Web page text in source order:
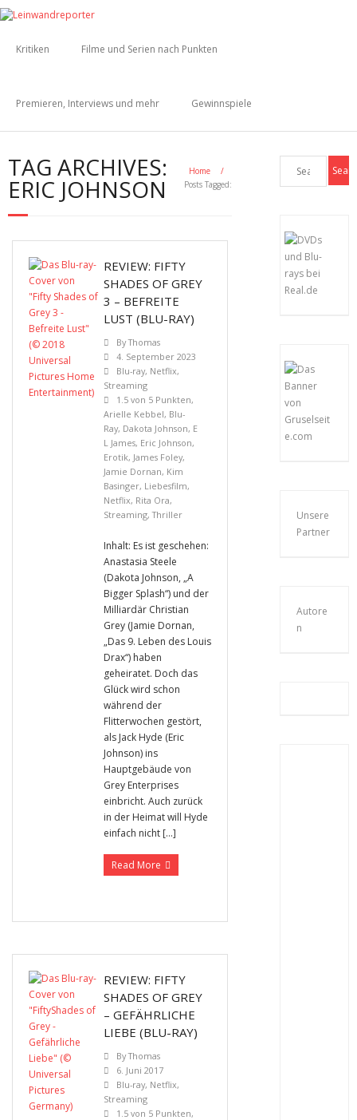
Kritiken Filme und Serien nach Punkten
Premieren, Interviews und mehr Gewinnspiele
TAG ARCHIVES:
ERIC JOHNSON
Home
/
Posts Tagged:
REVIEW: FIFTY
SHADES OF GREY
3 – BEFREITE
LUST (BLU-RAY)
ByThomas
4. September 2023
Blu-ray, Netflix,
Streaming
1.5 von 5 Punkten,
Arielle Kebbel, Blu-
Ray, Dakota Johnson, E
L James, Eric Johnson,
Erotik, James Foley,
Jamie Dornan, Kim
Basinger, Liebesfilm,
Netflix, Rita Ora,
Streaming,Thriller
Inhalt: Es ist geschehen:
Anastasia Steele
(Dakota Johnson, „A
Bigger Splash“) und der
Milliardär Christian
Grey (Jamie Dornan,
„Das 9. Leben des Louis
Drax“) haben
geheiratet. Doch das
Glück wird schon
während der
Flitterwochen gestört,
als Jack Hyde (Eric
Johnson) ins
Hauptgebäude von
Grey Enterprises
einbricht. Auch zurück
in der Heimat will Hyde
einfach nicht […]
Read More
REVIEW: FIFTY
SHADES OF GREY
– GEFÄHRLICHE
LIEBE (BLU-RAY)
ByThomas
6. Juni 2017
Blu-ray, Netflix,
Streaming
1.5 von 5 Punkten,
Unsere
Partner
Autore
n